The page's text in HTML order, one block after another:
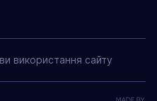
використання сайту